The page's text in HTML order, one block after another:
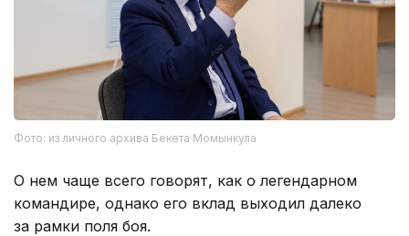
Фото: из личного архива Бекета Момынкула
О нем чаще всего говорят, как о легендарном
командире, однако его вклад выходил далеко
за рамки поля боя.